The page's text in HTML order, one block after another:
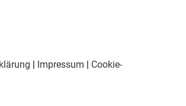
| Impressum | Cookie-